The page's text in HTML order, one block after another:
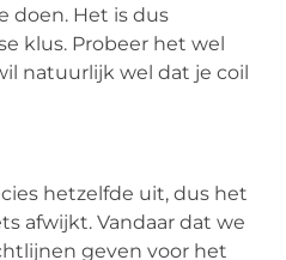
doen. Het is dus
klus. Probeer het wel
natuurlijk wel dat je coil
hetzelfde uit, dus het
afwijkt. Vandaar dat we
geven voor het